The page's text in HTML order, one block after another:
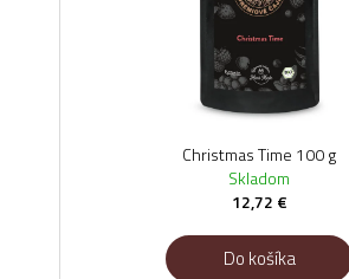
Christmas Time 100 g
Skladom
12,72 €
Do košíka